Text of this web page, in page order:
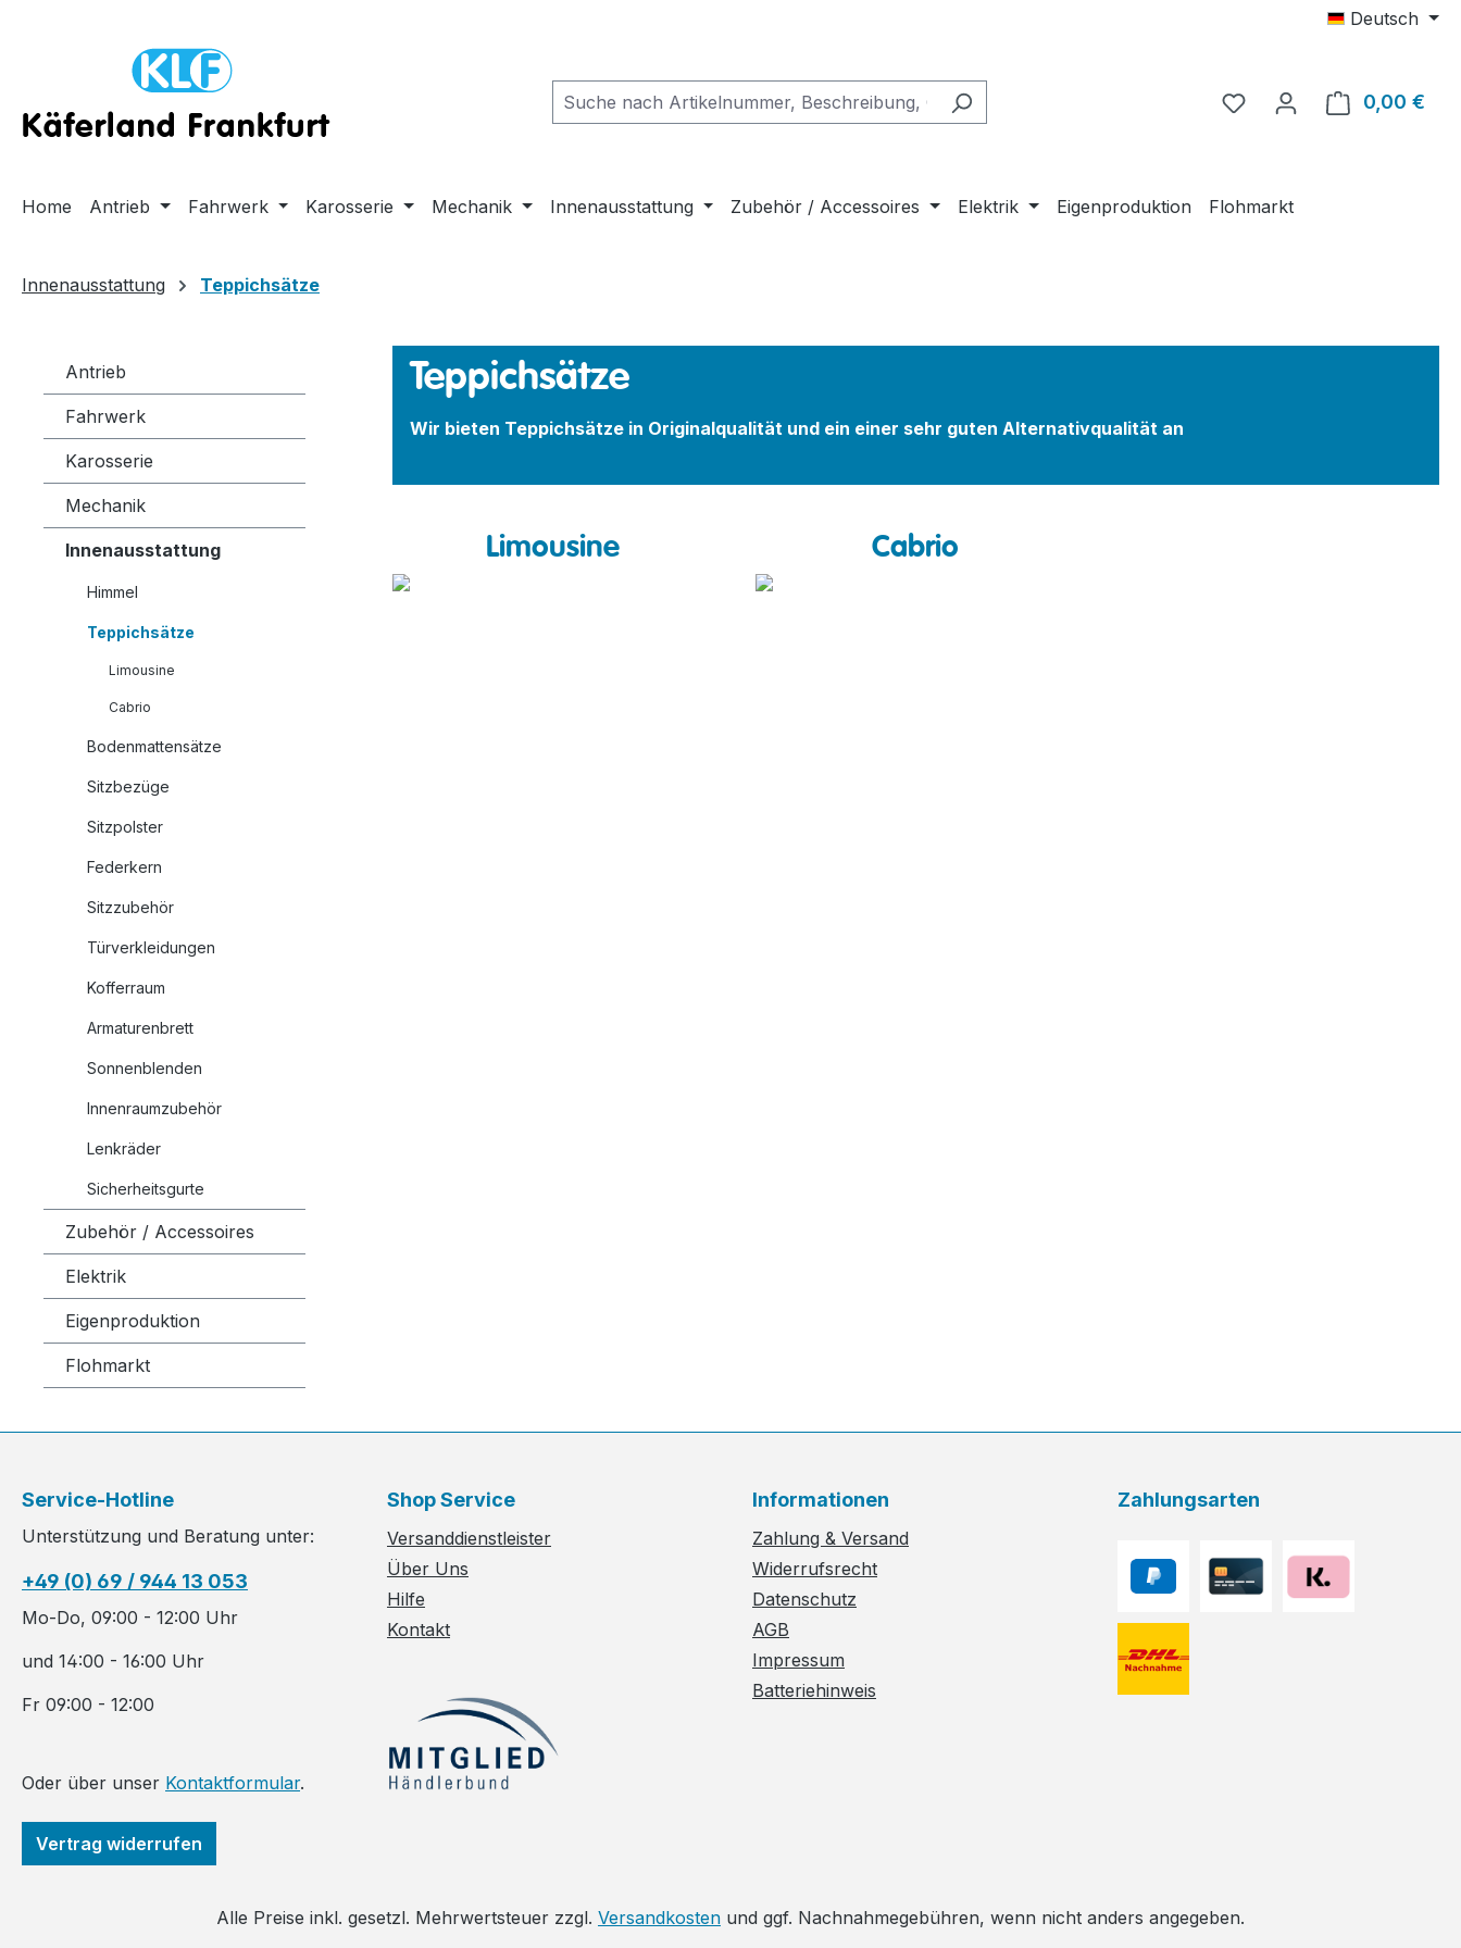
Deutsch
0,00 €
Home Antrieb Fahrwerk Karosserie Mechanik Innenausstattung Zubehör / Accessoires Elektrik Eigenproduktion Flohmarkt
Innenausstattung Teppichsätze
Antrieb
Fahrwerk
Karosserie
Mechanik
Innenausstattung
Himmel
Teppichsätze
Limousine
Cabrio
Bodenmattensätze
Sitzbezüge
Sitzpolster
Federkern
Sitzzubehör
Türverkleidungen
Kofferraum
Armaturenbrett
Sonnenblenden
Innenraumzubehör
Lenkräder
Sicherheitsgurte
Zubehör / Accessoires
Elektrik
Eigenproduktion
Flohmarkt
Teppichsätze
Wir bieten Teppichsätze in Originalqualität und ein einer sehr guten Alternativqualität an
Limousine Cabrio
Service-Hotline
Unterstützung und Beratung unter:
+49 (0) 69 / 944 13 053
Mo-Do, 09:00 - 12:00 Uhr
und 14:00 - 16:00 Uhr
Fr 09:00 - 12:00
Oder über unser Kontaktformular.
Vertrag widerrufen
Shop Service
Versanddienstleister
Über Uns
Hilfe
Kontakt
Informationen
Zahlung & Versand
Widerrufsrecht
Datenschutz
AGB
Impressum
Batteriehinweis
Zahlungsarten
Alle Preise inkl. gesetzl. Mehrwertsteuer zzgl. Versandkosten und ggf. Nachnahmegebühren, wenn nicht anders angegeben.